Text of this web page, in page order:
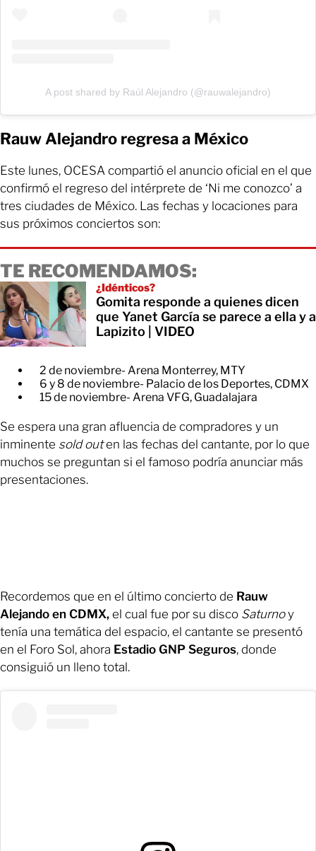
A post shared by Raúl Alejandro (@rauwalejandro)
Rauw Alejandro regresa a México
Este lunes, OCESA compartió el anuncio oficial en el que
confirmó el regreso del intérprete de ‘Ni me conozco’ a
tres ciudades de México. Las fechas y locaciones para
sus próximos conciertos son:
TE RECOMENDAMOS:
¿Idénticos?
Gomita responde a quienes dicen
que Yanet García se parece a ella y a
Lapizito | VIDEO
2 de noviembre- Arena Monterrey, MTY
6 y 8 de noviembre- Palacio de los Deportes, CDMX
15 de noviembre- Arena VFG, Guadalajara
Se espera una gran afluencia de compradores y un
inminente sold outen las fechas del cantante, por lo que
muchos se preguntan si el famoso podría anunciar más
presentaciones.
Recordemos que en el último concierto de Rauw
Alejando en CDMX, el cual fue por su disco Saturnoy
tenía una temática del espacio, el cantante se presentó
en el Foro Sol, ahora Estadio GNP Seguros, donde
consiguió un lleno total.